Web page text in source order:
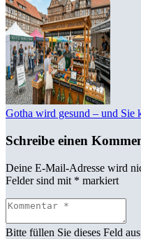
Gotha wird gesund – und Sie
Schreibe einen
Deine E-Mail-Adresse wird
Felder sind mit * markiert
Bitte füllen Sie dieses Feld